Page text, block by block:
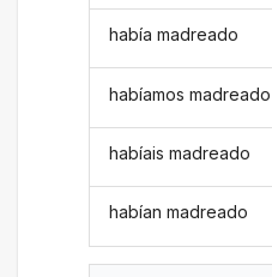
había madreado
habíamos madreado
habíais madreado
habían madreado